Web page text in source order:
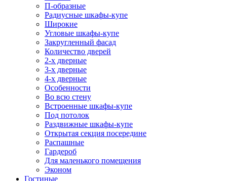
П-образные
Радиусные шкафы-купе
Широкие
Угловые шкафы-купе
Закругленный фасад
Количество дверей
2-х дверные
3-х дверные
4-х дверные
Особенности
Во всю стену
Встроенные шкафы-купе
Под потолок
Раздвижные шкафы-купе
Открытая секция посередине
Распашные
Гардероб
Для маленького помещения
Эконом
Гостиные